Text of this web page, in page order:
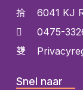
6041 KJ
0475-
Snel naar